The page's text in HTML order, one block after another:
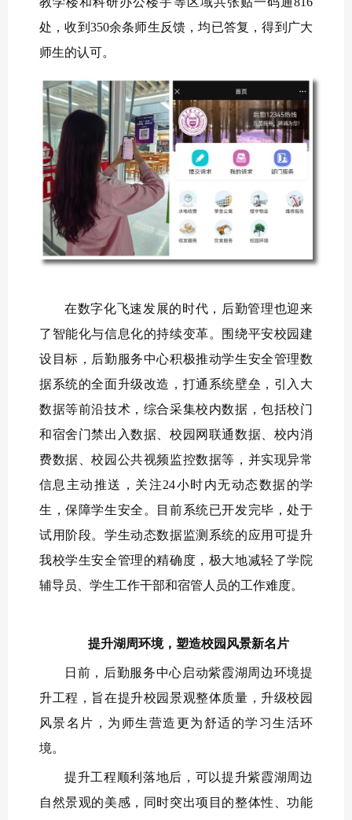
处，收到350余条师生反馈，均已答复，得到广大
师生的认可。
在数字化飞速发展的时代，后勤管理也迎来
了智能化与信息化的持续变革。围绕平安校园建
设目标，后勤服务中心积极推动学生安全管理数
据系统的全面升级改造，打通系统壁垒，引入大
数据等前沿技术，综合采集校内数据，包括校门
和宿舍门禁出入数据、校园网联通数据、校内消
费数据、校园公共视频监控数据等，并实现异常
信息主动推送，关注24小时内无动态数据的学
生，保障学生安全。目前系统已开发完毕，处于
试用阶段。学生动态数据监测系统的应用可提升
我校学生安全管理的精确度，极大地减轻了学院
辅导员、学生工作干部和宿管人员的工作难度。
提升湖周环境，塑造校园风景新名片
日前，后勤服务中心启动紫霞湖周边环境提
升工程，旨在提升校园景观整体质量，升级校园
风景名片，为师生营造更为舒适的学习生活环
境。
提升工程顺利落地后，可以提升紫霞湖周边
自然景观的美感，同时突出项目的整体性、功能